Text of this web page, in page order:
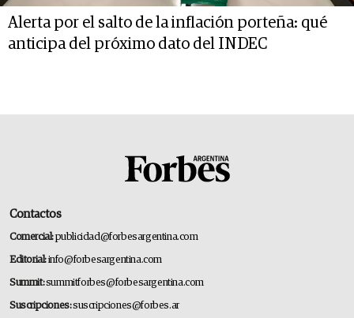
Alerta por el salto de la inflación porteña: qué
anticipa del próximo dato del INDEC
Contactos
Comercial:publicidad@forbesargentina.com
Editorial:info@forbesargentina.com
Summit:summitforbes@forbesargentina.com
Suscripciones:suscripciones@forbes.ar